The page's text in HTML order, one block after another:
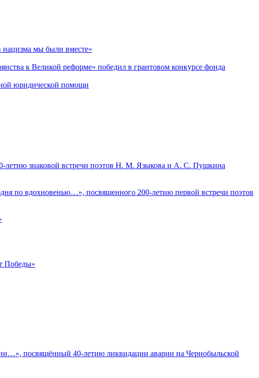
нацизма мы были вместе»
к Великой реформе» победил в грантовом конкурсе фонда
юридической помощи
летию знаковой встречи поэтов Н. М. Языкова и А. С. Пушкина
по вдохновенью…», посвященного 200-летию первой встречи поэтов
Победы»
посвящённый 40-летию ликвидации аварии на Чернобыльской